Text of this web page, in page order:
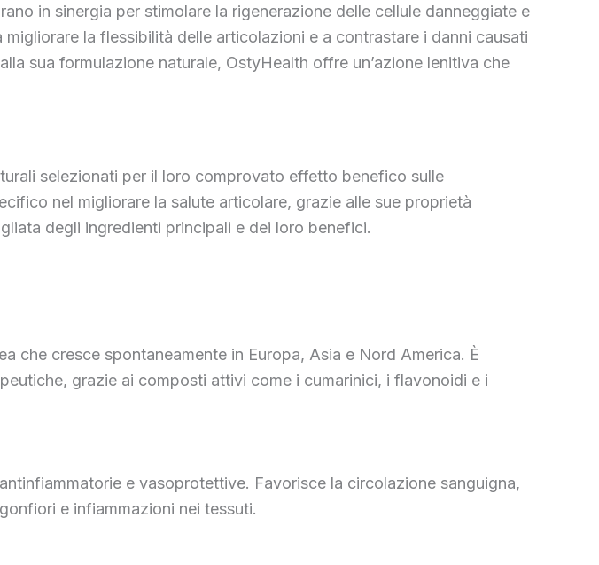
in sinergia per stimolare la rigenerazione delle cellule danneggiate e
la flessibilità delle articolazioni e a contrastare i danni causati
sua formulazione naturale, OstyHealth offre un’azione lenitiva che
selezionati per il loro comprovato effetto benefico sulle
nel migliorare la salute articolare, grazie alle sue proprietà
degli ingredienti principali e dei loro benefici.
che cresce spontaneamente in Europa, Asia e Nord America. È
grazie ai composti attivi come i cumarinici, i flavonoidi e i
e vasoprotettive. Favorisce la circolazione sanguigna,
e infiammazioni nei tessuti.